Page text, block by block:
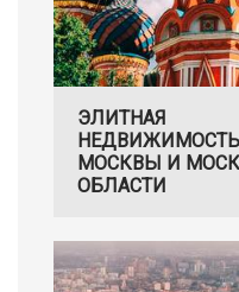
ЭЛИТНАЯ
НЕДВИЖИМОСТЬ
МОСКВЫ И
ОБЛАСТИ